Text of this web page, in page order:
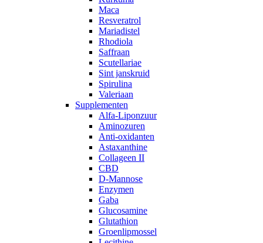
Maca
Resveratrol
Mariadistel
Rhodiola
Saffraan
Scutellariae
Sint janskruid
Spirulina
Valeriaan
Supplementen
Alfa-Liponzuur
Aminozuren
Anti-oxidanten
Astaxanthine
Collageen II
CBD
D-Mannose
Enzymen
Gaba
Glucosamine
Glutathion
Groenlipmossel